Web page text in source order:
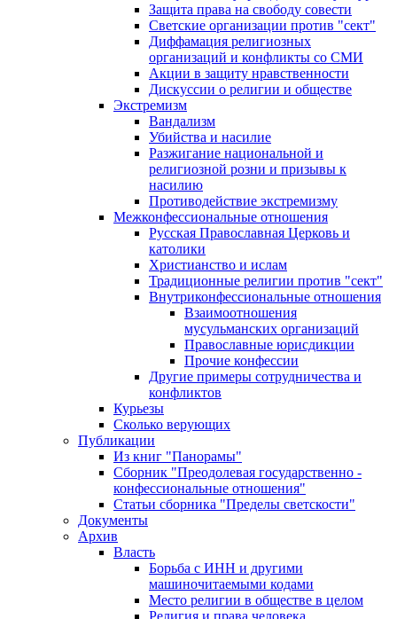
Защита права на свободу совести
Светские организации против "сект"
Диффамация религиозных
организаций и конфликты со СМИ
Акции в защиту нравственности
Дискуссии о религии и обществе
Экстремизм
Вандализм
Убийства и насилие
Разжигание национальной и
религиозной розни и призывы к
насилию
Противодействие экстремизму
Межконфессиональные отношения
Русская Православная Церковь и
католики
Христианство и ислам
Традиционные религии против "сект"
Внутриконфессиональные отношения
Взаимоотношения
мусульманских организаций
Православные юрисдикции
Прочие конфессии
Другие примеры сотрудничества и
конфликтов
Курьезы
Сколько верующих
Публикации
Из книг "Панорамы"
Сборник "Преодолевая государственно -
конфессиональные отношения"
Статьи сборника "Пределы светскости"
Документы
Архив
Власть
Борьба с ИНН и другими
машиночитаемыми кодами
Место религии в обществе в целом
Религия и права человека